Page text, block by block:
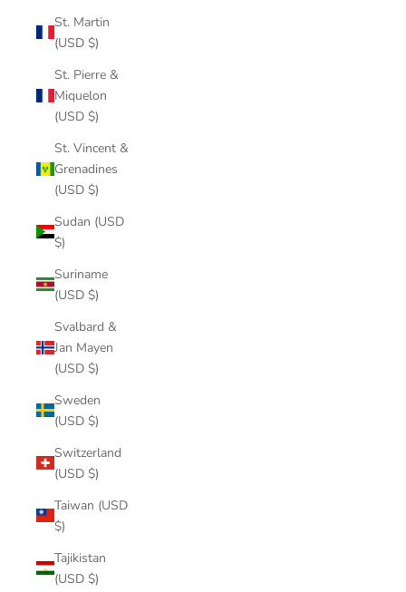
St. Martin
(USD $)
St. Pierre &
Miquelon
(USD $)
St. Vincent &
Grenadines
(USD $)
Sudan (USD
$)
Suriname
(USD $)
Svalbard &
Jan Mayen
(USD $)
Sweden
(USD $)
Switzerland
(USD $)
Taiwan (USD
$)
Tajikistan
(USD $)